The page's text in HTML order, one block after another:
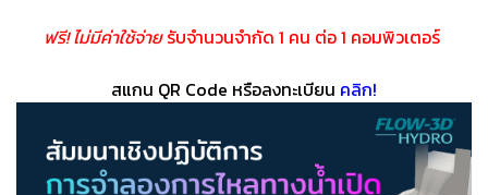
ฟรี! ไม่มีค่าใช้จ่ายรับจำนวนจำกัด 1 คน ต่อ 1 คอมพิวเตอร์
สแกน QR Code หรือลงทะเบียน คลิก!